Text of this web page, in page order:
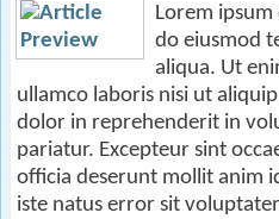
Lorem
do eiusmod
aliqua. Ut
ullamco laboris nisi ut
dolor in reprehenderit in
pariatur. Excepteur sint
officia deserunt mollit anim
iste natus error sit